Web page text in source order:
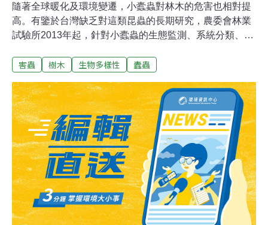
隨著全球暖化及環境變遷，小蠹蟲對林木的危害也相對提
高。有鑒於台灣缺乏對這類昆蟲的長期研究，農委會林業
試驗所2013年起，針對小蠹蟲的生態監測、系統分類、基
分，目前已獲得初步成果，並登上國際期刊。林木的蛀食
林新陳代謝的木材分解的一部分，如果遭受昆蟲蛀食而危
害樹木壽命，這些昆蟲就被視為林木蛀食性害蟲，除了蛀
食樹木，有些還會帶病原體進入樹木。林業試驗所博士汪
澤宏指出，美國近年調查境內小蠹蟲，發現超過100種外
來種，其中「多食華小蠹蟲」（Euwallaceae fornicates）
原產亞洲，台灣也有分布。近年入侵以色列、南非、美國
本土及夏威夷群島，經過美國加州大學調查，南加州有
207種會被多食華小蠹蟲及其共生真菌危害，且被危害樹
種持續增加。加州酪梨園因這種小蠹蟲入侵逐漸衰敗死
亡，造成經濟損失。林業試
害蟲 樹木 生物多樣性 蠹蟲